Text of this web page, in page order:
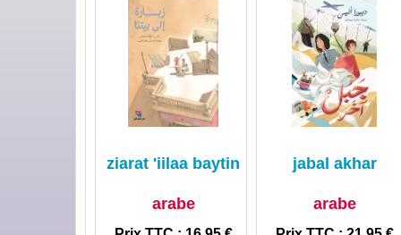
ziarat 'iilaa baytin
arabe
jabal akhar
arabe